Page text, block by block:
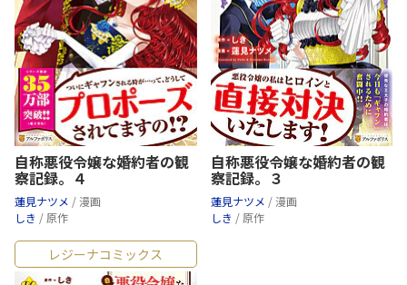
自称悪役令嬢な婚約者の観
察記録。４
蓮見ナツメ / 漫画
しき / 原作
自称悪役令嬢な婚約者の観
察記録。３
蓮見ナツメ / 漫画
しき / 原作
レジーナコミックス